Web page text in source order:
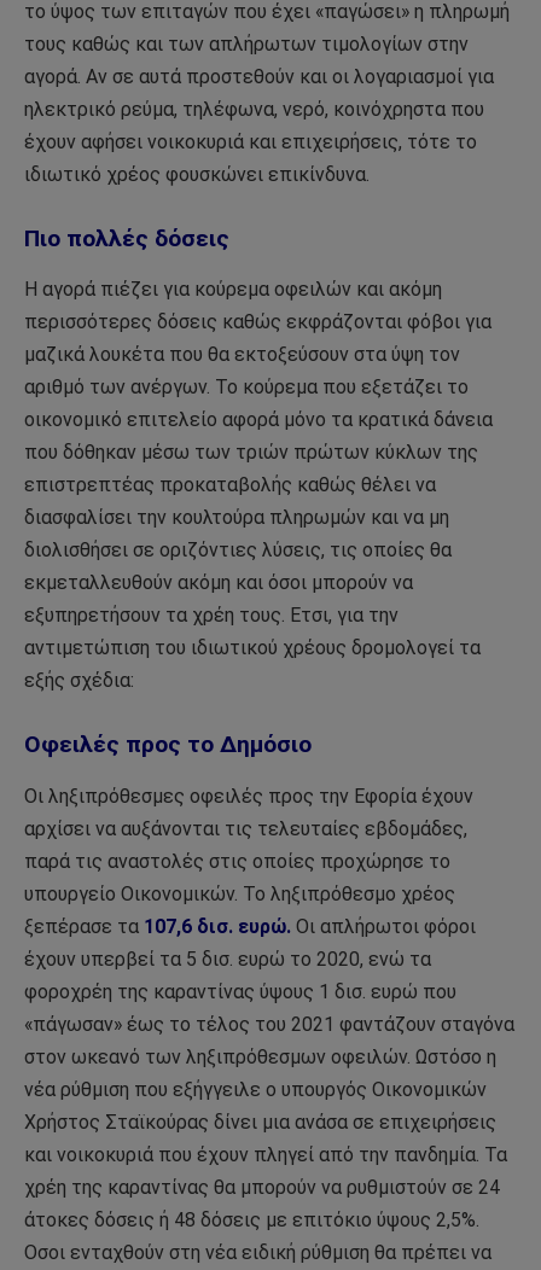
το ύψος των επιταγών που έχει «παγώσει» η πληρωμή
τους καθώς και των απλήρωτων τιμολογίων στην
αγορά. Αν σε αυτά προστεθούν και οι λογαριασμοί για
ηλεκτρικό ρεύμα, τηλέφωνα, νερό, κοινόχρηστα που
έχουν αφήσει νοικοκυριά και επιχειρήσεις, τότε το
ιδιωτικό χρέος φουσκώνει επικίνδυνα.
Πιο πολλές δόσεις
Η αγορά πιέζει για κούρεμα οφειλών και ακόμη
περισσότερες δόσεις καθώς εκφράζονται φόβοι για
μαζικά λουκέτα που θα εκτοξεύσουν στα ύψη τον
αριθμό των ανέργων. Το κούρεμα που εξετάζει το
οικονομικό επιτελείο αφορά μόνο τα κρατικά δάνεια
που δόθηκαν μέσω των τριών πρώτων κύκλων της
επιστρεπτέας προκαταβολής καθώς θέλει να
διασφαλίσει την κουλτούρα πληρωμών και να μη
διολισθήσει σε οριζόντιες λύσεις, τις οποίες θα
εκμεταλλευθούν ακόμη και όσοι μπορούν να
εξυπηρετήσουν τα χρέη τους. Ετσι, για την
αντιμετώπιση του ιδιωτικού χρέους δρομολογεί τα
εξής σχέδια:
Οφειλές προς το Δημόσιο
Οι ληξιπρόθεσμες οφειλές προς την Εφορία έχουν
αρχίσει να αυξάνονται τις τελευταίες εβδομάδες,
παρά τις αναστολές στις οποίες προχώρησε το
υπουργείο Οικονομικών. Το ληξιπρόθεσμο χρέος
ξεπέρασε τα 107,6 δισ. ευρώ. Οι απλήρωτοι φόροι
έχουν υπερβεί τα 5 δισ. ευρώ το 2020, ενώ τα
φοροχρέη της καραντίνας ύψους 1 δισ. ευρώ που
«πάγωσαν» έως το τέλος του 2021 φαντάζουν σταγόνα
στον ωκεανό των ληξιπρόθεσμων οφειλών. Ωστόσο η
νέα ρύθμιση που εξήγγειλε ο υπουργός Οικονομικών
Χρήστος Σταϊκούρας δίνει μια ανάσα σε επιχειρήσεις
και νοικοκυριά που έχουν πληγεί από την πανδημία. Τα
χρέη της καραντίνας θα μπορούν να ρυθμιστούν σε 24
άτοκες δόσεις ή 48 δόσεις με επιτόκιο ύψους 2,5%.
Οσοι ενταχθούν στη νέα ειδική ρύθμιση θα πρέπει να